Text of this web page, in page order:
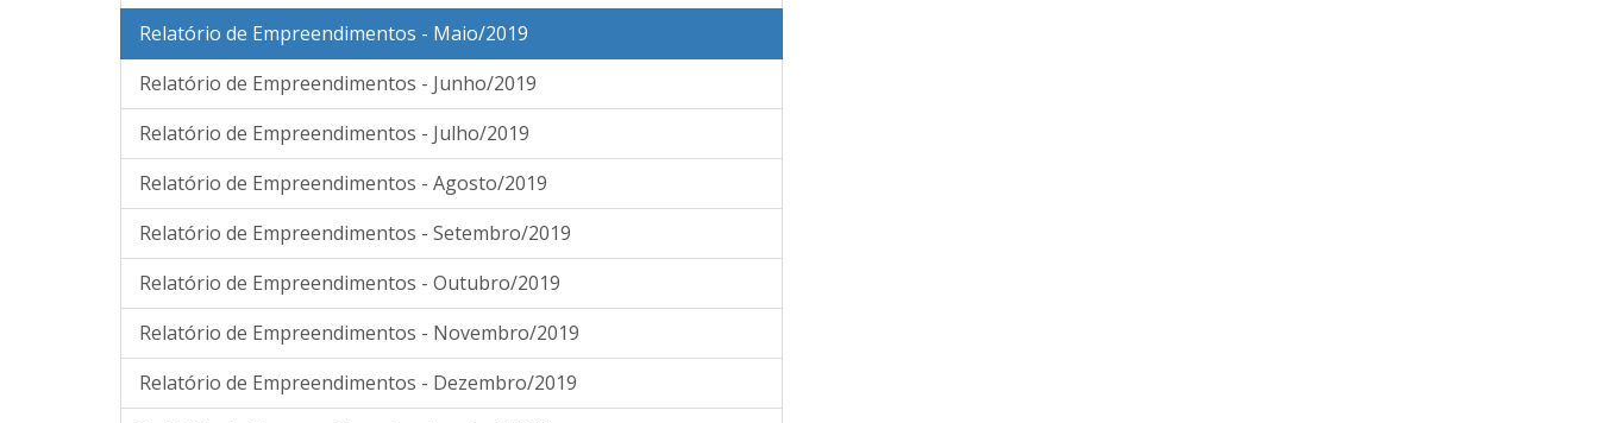
Relatório de Empreendimentos - Maio/2019
Relatório de Empreendimentos - Junho/2019
Relatório de Empreendimentos - Julho/2019
Relatório de Empreendimentos - Agosto/2019
Relatório de Empreendimentos - Setembro/2019
Relatório de Empreendimentos - Outubro/2019
Relatório de Empreendimentos - Novembro/2019
Relatório de Empreendimentos - Dezembro/2019